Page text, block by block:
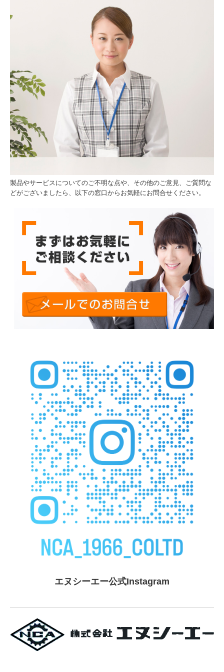
製品やサービスについてのご不明な点や、その他のご意見、ご質問な
どがございましたら、以下の窓口からお気軽にお問合せください。
エヌシーエー公式Instagram